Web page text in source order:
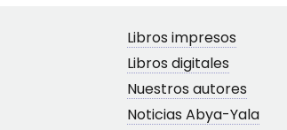
Libros impresos
Libros digitales
Nuestros autores
Noticias Abya-Yala